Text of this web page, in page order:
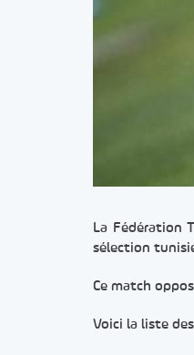
La Fédération
sélection
Ce match
Voici la liste